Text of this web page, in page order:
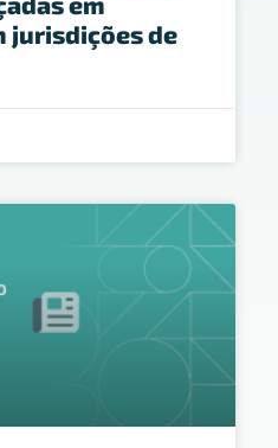
jurisdições de